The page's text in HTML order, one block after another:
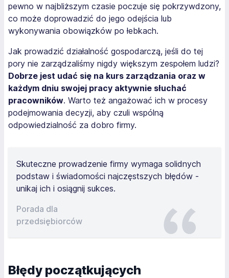
pewno w najbliższym czasie poczuje się pokrzywdzony,
co może doprowadzić do jego odejścia lub
wykonywania obowiązków po łebkach.
Jak prowadzić działalność gospodarczą, jeśli do tej
pory nie zarządzaliśmy nigdy większym zespołem ludzi?
Dobrze jest udać się na kurs zarządzania oraz w
każdym dniu swojej pracy aktywnie słuchać
pracowników. Warto też angażować ich w procesy
podejmowania decyzji, aby czuli wspólną
odpowiedzialność za dobro firmy.
Skuteczne prowadzenie firmy wymaga solidnych
podstaw i świadomości najczęstszych błędów -
unikaj ich i osiągnij sukces.
Porada dla
przedsiębiorców
Błędy początkujących